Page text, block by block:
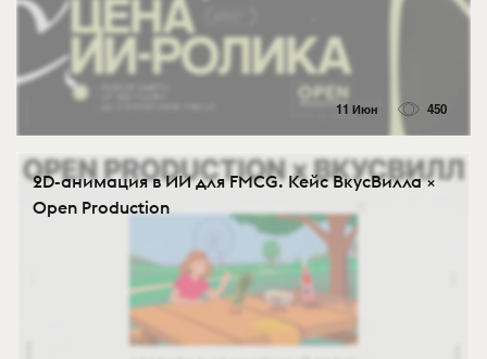
11 Июн 450
2D-анимация в ИИ для FMCG. Кейс ВкусВилла ×
Open Production